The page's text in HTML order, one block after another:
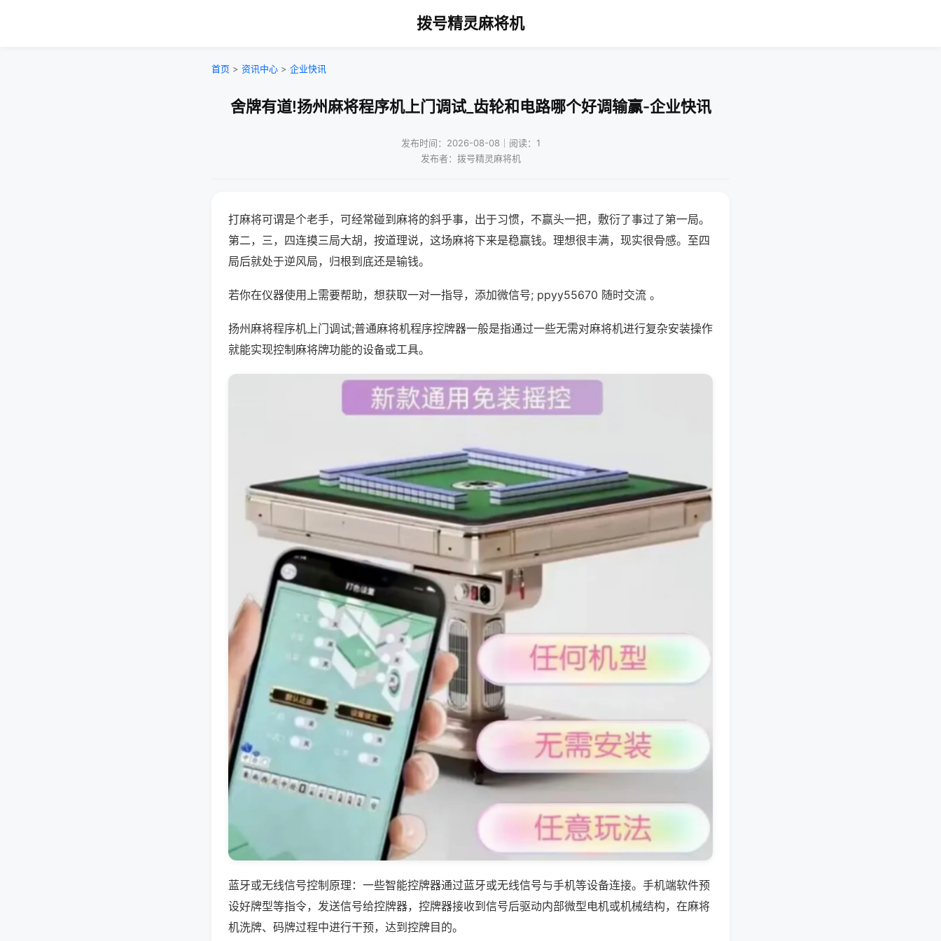
拨号精灵麻将机
首页 > 资讯中心 > 企业快讯
舍牌有道!扬州麻将程序机上门调试_齿轮和电路哪个好调输赢-企业快讯
发布时间：2026-08-08｜阅读：1
发布者：拨号精灵麻将机
打麻将可谓是个老手，可经常碰到麻将的斜乎事，出于习惯，不赢头一把，敷衍了事过了第一局。
第二，三，四连摸三局大胡，按道理说，这场麻将下来是稳赢钱。理想很丰满，现实很骨感。至四
局后就处于逆风局，归根到底还是输钱。
若你在仪器使用上需要帮助，想获取一对一指导，添加微信号; ppyy55670 随时交流 。
扬州麻将程序机上门调试;普通麻将机程序控牌器一般是指通过一些无需对麻将机进行复杂安装操作
就能实现控制麻将牌功能的设备或工具。
蓝牙或无线信号控制原理：一些智能控牌器通过蓝牙或无线信号与手机等设备连接。手机端软件预
设好牌型等指令，发送信号给控牌器，控牌器接收到信号后驱动内部微型电机或机械结构，在麻将
机洗牌、码牌过程中进行干预，达到控牌目的。